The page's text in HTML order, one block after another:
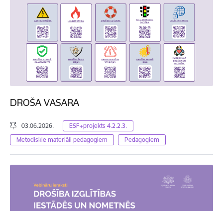
DROŠA VASARA
03.06.2026.
ESF+projekts 4.2.2.3.
Metodiskie materiāli pedagogiem
Pedagogiem